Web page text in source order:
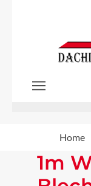
Zum Hauptinhalt
Home
1m